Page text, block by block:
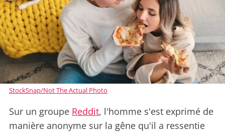
StockSnap/Not The Actual Photo
Sur un groupe Reddit, l'homme s'est exprimé de
manière anonyme sur la gêne qu'il a ressentie